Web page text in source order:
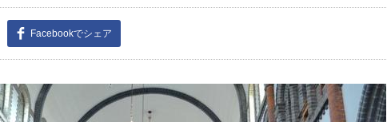
Facebookでシェア